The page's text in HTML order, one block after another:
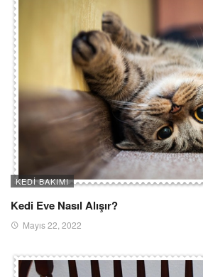
KEDI BAKIMI
Kedi Eve Nasıl Alışır?
Mayıs 22, 2022